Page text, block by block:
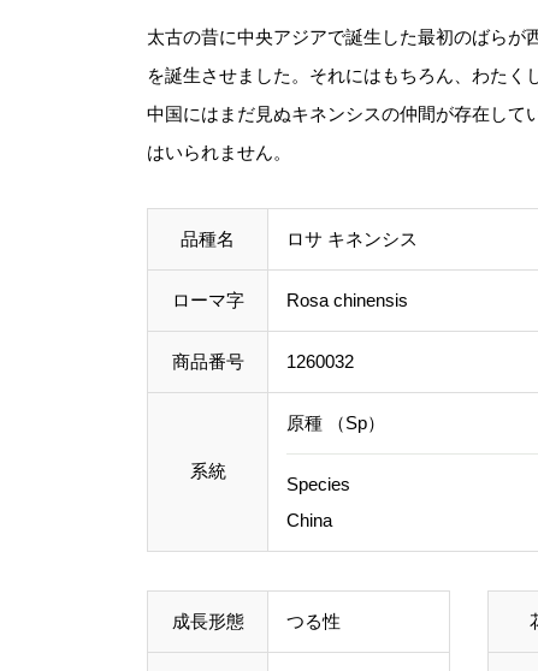
太古の昔に中央アジアで誕生した最初のばら
を誕生させました。それにはもちろん、わた
中国にはまだ見ぬキネンシスの仲間が存在して
はいられません。
品種名 ロサ キネンシス
ローマ字 Rosa chinensis
商品番号 1260032
系統
原種 （Sp）
Species
China
成長形態 つる性